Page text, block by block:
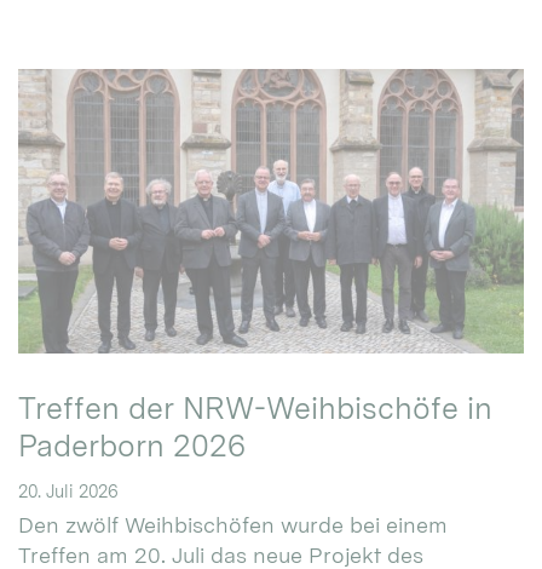
Treffen der NRW-Weihbischöfe in
Paderborn 2026
20. Juli 2026
Den zwölf Weihbischöfen wurde bei einem
Treffen am 20. Juli das neue Projekt des